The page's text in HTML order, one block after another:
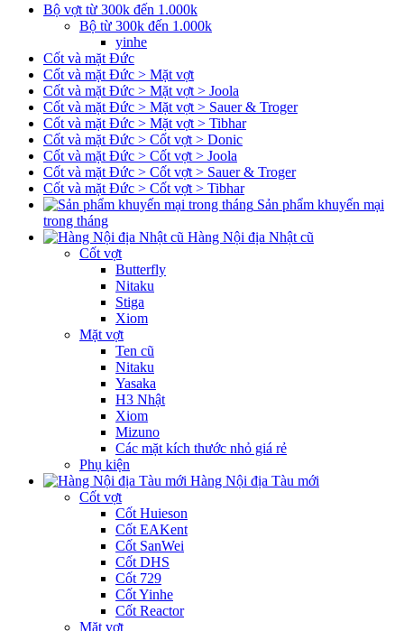
Bộ vợt từ 300k đến 1.000k
Bộ từ 300k đến 1.000k
yinhe
Cốt và mặt Đức
Cốt và mặt Đức > Mặt vợt
Cốt và mặt Đức > Mặt vợt > Joola
Cốt và mặt Đức > Mặt vợt > Sauer & Troger
Cốt và mặt Đức > Mặt vợt > Tibhar
Cốt và mặt Đức > Cốt vợt > Donic
Cốt và mặt Đức > Cốt vợt > Joola
Cốt và mặt Đức > Cốt vợt > Sauer & Troger
Cốt và mặt Đức > Cốt vợt > Tibhar
Sản phẩm khuyến mại
trong tháng
Hàng Nội địa Nhật cũ
Cốt vợt
Butterfly
Nitaku
Stiga
Xiom
Mặt vợt
Ten cũ
Nitaku
Yasaka
H3 Nhật
Xiom
Mizuno
Các mặt kích thước nhỏ giá rẻ
Phụ kiện
Hàng Nội địa Tàu mới
Cốt vợt
Cốt Huieson
Cốt EAKent
Cốt SanWei
Cốt DHS
Cốt 729
Cốt Yinhe
Cốt Reactor
Mặt vợt